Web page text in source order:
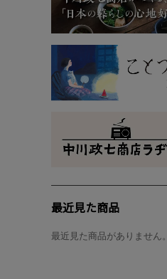
最近見た商品
最近見た商品がありません。